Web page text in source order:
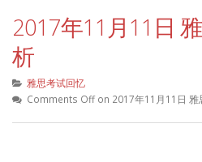
2017年11月11日
析
雅思考试回忆
Comments Offon 2017年11月11日 雅